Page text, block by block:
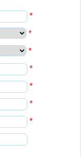
*
*
*
*
*
*
*